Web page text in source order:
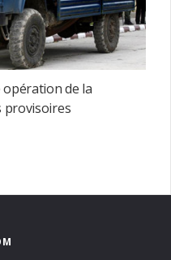
opération de la
provisoires